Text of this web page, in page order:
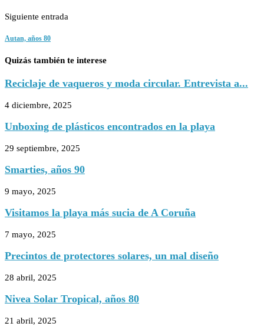
Siguiente entrada
Autan, años 80
Quizás también te interese
Reciclaje de vaqueros y moda circular. Entrevista a...
4 diciembre, 2025
Unboxing de plásticos encontrados en la playa
29 septiembre, 2025
Smarties, años 90
9 mayo, 2025
Visitamos la playa más sucia de A Coruña
7 mayo, 2025
Precintos de protectores solares, un mal diseño
28 abril, 2025
Nivea Solar Tropical, años 80
21 abril, 2025